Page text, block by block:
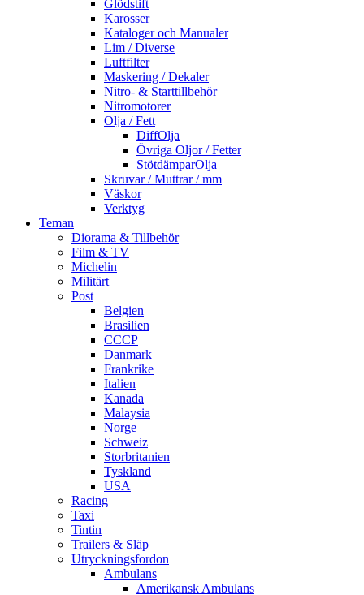
Glödstift
Karosser
Kataloger och Manualer
Lim / Diverse
Luftfilter
Maskering / Dekaler
Nitro- & Starttillbehör
Nitromotorer
Olja / Fett
DiffOlja
Övriga Oljor / Fetter
StötdämparOlja
Skruvar / Muttrar / mm
Väskor
Verktyg
Teman
Diorama & Tillbehör
Film & TV
Michelin
Militärt
Post
Belgien
Brasilien
CCCP
Danmark
Frankrike
Italien
Kanada
Malaysia
Norge
Schweiz
Storbritanien
Tyskland
USA
Racing
Taxi
Tintin
Trailers & Släp
Utryckningsfordon
Ambulans
Amerikansk Ambulans